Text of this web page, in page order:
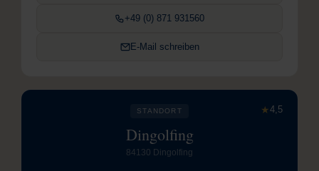
+49 (0) 871 931560
E-Mail schreiben
★4,5
STANDORT
Dingolfing
84130 Dingolfing